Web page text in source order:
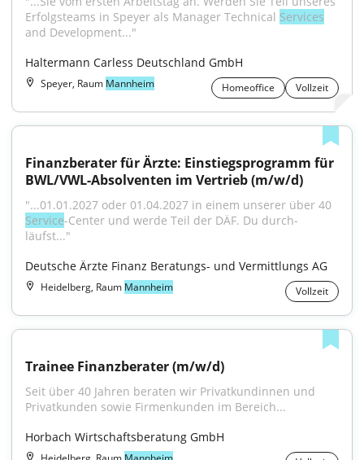
Erfolgsteams in Speyer als Manager Technical Services
and Development..."
Haltermann Carless Deutschland GmbH
Speyer, Raum Mannheim Homeoffice Vollzeit
Finanzberater für Ärzte: Einstiegsprogramm für
BWL/VWL-Absolventen im Vertrieb (m/w/d)
Service-Center und werde Teil der DÄF. Du durch­
läufst..."
Deutsche Ärzte Finanz Beratungs- und Vermittlungs AG
Heidelberg, Raum Mannheim Vollzeit
Trainee Finanzberater (m/w/d)
Seit über 40 Jahren beraten wir Privatkundinnen und
Privatkunden sowie Firmenkunden im Bereich...
Horbach Wirtschaftsberatung GmbH